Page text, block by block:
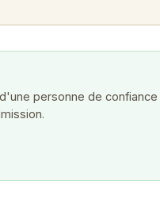
personne de